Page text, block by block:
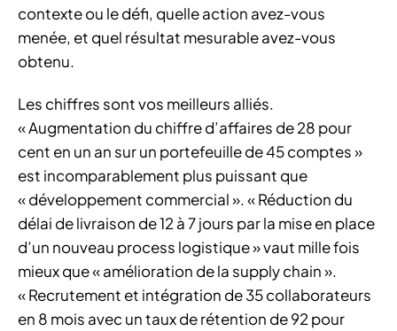
contexte ou le défi, quelle action avez-vous
menée, et quel résultat mesurable avez-vous
obtenu.
Les chiffres sont vos meilleurs alliés.
« Augmentation du chiffre d’affaires de 28 pour
cent en un an sur un portefeuille de 45 comptes »
est incomparablement plus puissant que
« développement commercial ». « Réduction du
délai de livraison de 12 à 7 jours par la mise en place
d’un nouveau process logistique » vaut mille fois
mieux que « amélioration de la supply chain ».
« Recrutement et intégration de 35 collaborateurs
en 8 mois avec un taux de rétention de 92 pour